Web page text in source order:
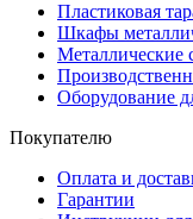
Пластиковая
Шкафы
Металлические
Оборудование
Покупателю
Оплата и
Гарантии